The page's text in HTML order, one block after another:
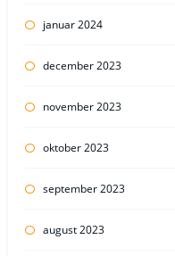
januar 2024
december 2023
november 2023
oktober 2023
september 2023
august 2023